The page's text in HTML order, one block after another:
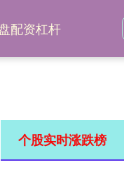
配资杠杆
个股实时涨跌榜